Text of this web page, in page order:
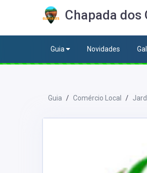
Chapada dos
Guia Novidades
Guia Comércio Local